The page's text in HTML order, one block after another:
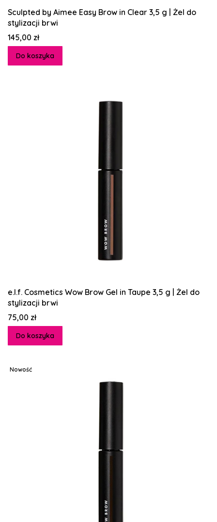
Sculpted by Aimee Easy Brow in Clear 3,5 g | Żel do
stylizacji brwi
Cena
145,00 zł
Do koszyka
e.l.f. Cosmetics Wow Brow Gel in Taupe 3,5 g | Żel do
stylizacji brwi
Cena
75,00 zł
Do koszyka
Nowość